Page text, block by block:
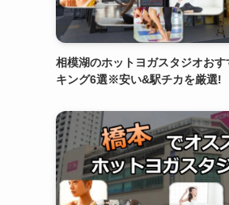
相模湖のホットヨガスタジオお
キング6選※安い&駅チカを厳選!